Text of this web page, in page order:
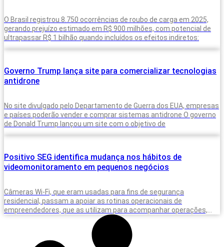
O Brasil registrou 8.750 ocorrências de roubo de carga em 2025,
gerando prejuízo estimado em R$ 900 milhões, com potencial de
ultrapassar R$ 1 bilhão quando incluídos os efeitos indiretos:
Governo Trump lança site para comercializar tecnologias
antidrone
No site divulgado pelo Departamento de Guerra dos EUA, empresas
e países poderão vender e comprar sistemas antidrone O governo
de Donald Trump lançou um site com o objetivo de
Positivo SEG identifica mudança nos hábitos de
videomonitoramento em pequenos negócios
Câmeras Wi-Fi, que eram usadas para fins de segurança
residencial, passam a apoiar as rotinas operacionais de
empreendedores, que as utilizam para acompanhar operações,